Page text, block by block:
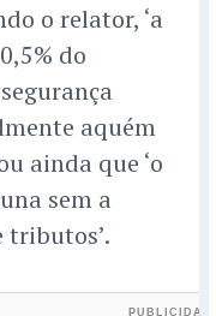
o relator, ‘a
do
aquém
ainda que ‘o
sem a
tributos’.